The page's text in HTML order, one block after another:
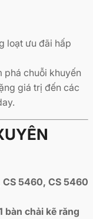
loạt ưu đãi hấp
phá chuỗi khuyến
giá trị đến các
CS 5460, CS 5460
bàn chải kẽ răng